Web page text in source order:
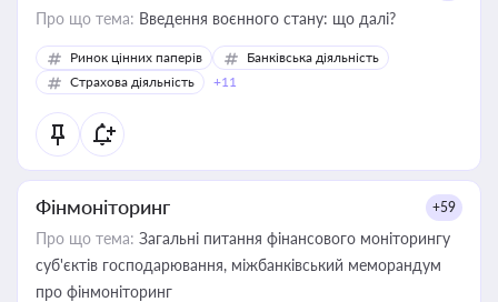
Про що тема: Введення воєнного стану: що далі?
Ринок цінних паперів
Банківська діяльність
Страхова діяльність
+11
Фінмоніторинг +59
Про що тема: Загальні питання фінансового моніторингу
суб'єктів господарювання, міжбанківський меморандум
про фінмоніторинг